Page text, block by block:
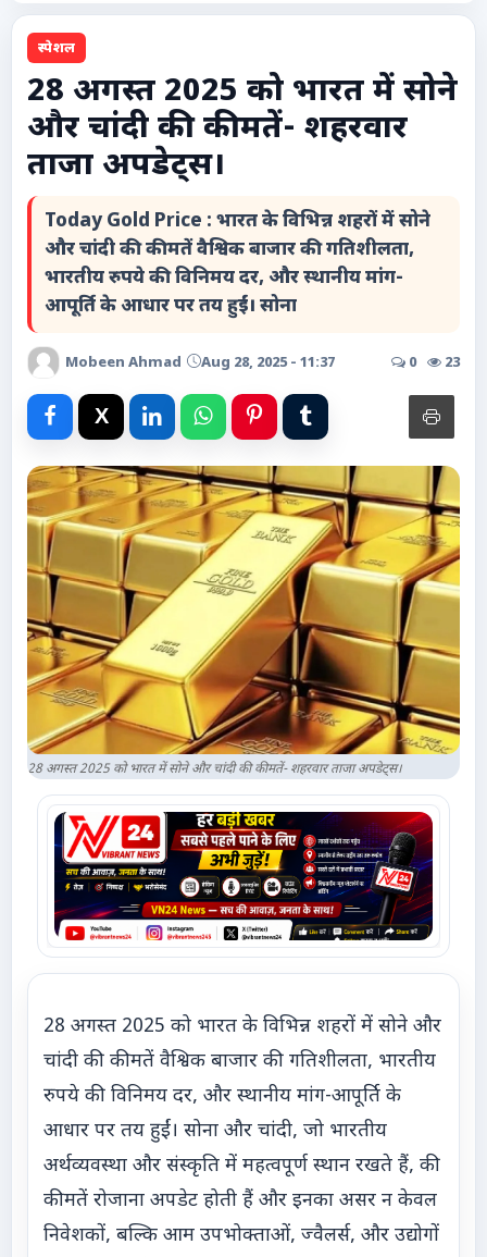
टेक्नोलॉजी / गैजेट्स
लाइफस्टाइल
वायरल
साहित्य
विशेष लेख
धर्म और अध्यात्म
Advertise with Us
Events
Gallery
Videos
Contacts
स्पेशल
28 अगस्त 2025 को भारत में सोने
और चांदी की कीमतें- शहरवार
ताजा अपडेट्स।
Today Gold Price : भारत के विभिन्न शहरों में सोने
और चांदी की कीमतें वैश्विक बाजार की गतिशीलता,
भारतीय रुपये की विनिमय दर, और स्थानीय मांग-
आपूर्ति के आधार पर तय हुईं। सोना
Mobeen Ahmad Aug 28, 2025 - 11:37 0 23
28 अगस्त 2025 को भारत में सोने और चांदी की कीमतें- शहरवार ताजा अपडेट्स।
28 अगस्त 2025 को भारत के विभिन्न शहरों में सोने और
चांदी की कीमतें वैश्विक बाजार की गतिशीलता, भारतीय
रुपये की विनिमय दर, और स्थानीय मांग-आपूर्ति के
आधार पर तय हुईं। सोना और चांदी, जो भारतीय
अर्थव्यवस्था और संस्कृति में महत्वपूर्ण स्थान रखते हैं, की
कीमतें रोजाना अपडेट होती हैं और इनका असर न केवल
निवेशकों, बल्कि आम उपभोक्ताओं, ज्वैलर्स, और उद्योगों